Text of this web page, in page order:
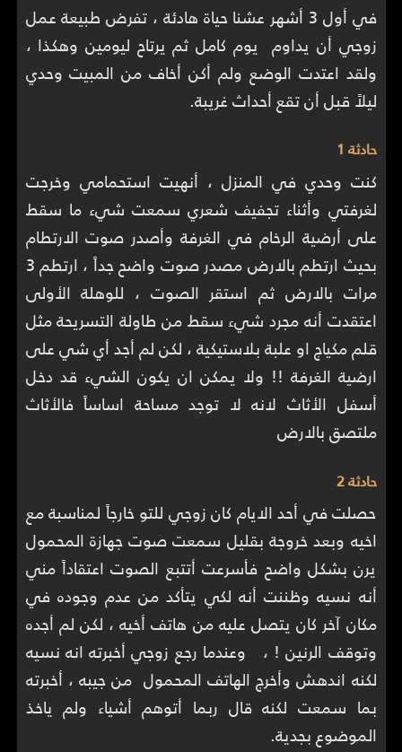
في أول 3 أشهر عشنا حياة هادئة ، تفرض طبيعة عمل
زوجي أن يداوم يوم كامل ثم يرتاح ليومين وهكذا ،
ولقد اعتدت الوضع ولم أكن أخاف من المبيت وحدي
ليلاً قبل أن تقع أحداث غريبة.
حادثة 1
كنت وحدي في المنزل ، أنهيت استحمامي وخرجت
لغرفتي وأثناء تجفيف شعري سمعت شيء ما سقط
على أرضية الرخام في الغرفة وأصدر صوت الارتطام
بحيث ارتطم بالارض مصدر صوت واضح جداً ، ارتطم 3
مرات بالارض ثم استقر الصوت ، للوهلة الأولى
اعتقدت أنه مجرد شيء سقط من طاولة التسريحة مثل
قلم مكياج او علبة بلاستيكية ، لكن لم أجد أي شي على
ارضية الغرفة !! ولا يمكن ان يكون الشيء قد دخل
أسفل الأثاث لانه لا توجد مساحة اساساً فالأثاث
ملتصق بالارض
حادثة 2
حصلت في أحد الايام كان زوجي للتو خارجاً لمناسبة مع
اخيه وبعد خروجة بقليل سمعت صوت جهازة المحمول
يرن بشكل واضح فأسرعت أتتبع الصوت اعتقاداً مني
أنه نسيه وظننت أنه لكي يتأكد من عدم وجوده في
مكان آخر كان يتصل عليه من هاتف أخيه ، لكن لم أجده
وتوقف الرنين ! ، وعندما رجع زوجي أخبرته انه نسيه
لكنه اندهش وأخرج الهاتف المحمول من جيبه ، أخبرته
بما سمعت لكنه قال ربما أتوهم أشياء ولم ياخذ
الموضوع بجدية.